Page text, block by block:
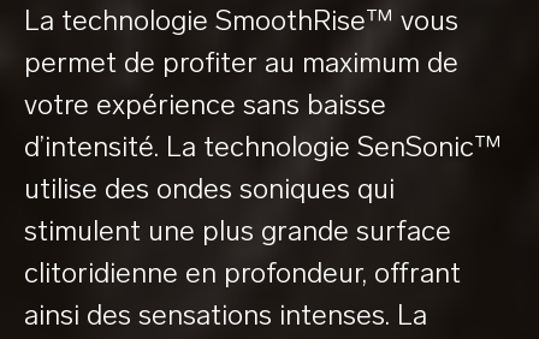
La technologie SmoothRise™ vous
permet de profiter au maximum de
votre expérience sans baisse
d’intensité. La technologie SenSonic™
utilise des ondes soniques qui
stimulent une plus grande surface
clitoridienne en profondeur, offrant
ainsi des sensations intenses. La